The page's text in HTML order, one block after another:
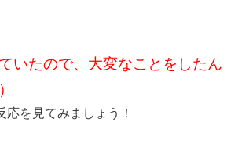
いたので、大変なことをしたん
応を見てみましょう！